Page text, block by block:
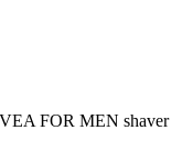
FOR MEN shaver